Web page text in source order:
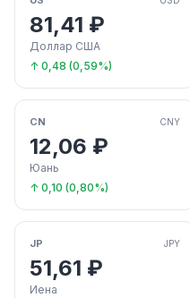
81,41 ₽
Доллар США
↑ 0,48 (0,59%)
CN CNY
12,06 ₽
Юань
↑ 0,10 (0,80%)
JP JPY
51,61 ₽
Иена